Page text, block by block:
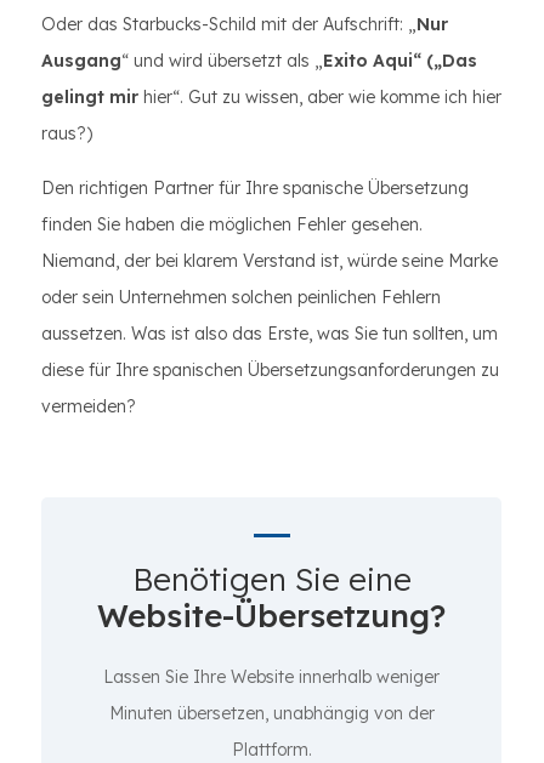
Oder das Starbucks-Schild mit der Aufschrift: „Nur
Ausgang“ und wird übersetzt als „Exito Aqui“ („Das
gelingt mir hier“. Gut zu wissen, aber wie komme ich hier
raus?)
Den richtigen Partner für Ihre spanische Übersetzung
finden Sie haben die möglichen Fehler gesehen.
Niemand, der bei klarem Verstand ist, würde seine Marke
oder sein Unternehmen solchen peinlichen Fehlern
aussetzen. Was ist also das Erste, was Sie tun sollten, um
diese für Ihre spanischen Übersetzungsanforderungen zu
vermeiden?
Benötigen Sie eine
Website-Übersetzung?
Lassen Sie Ihre Website innerhalb weniger
Minuten übersetzen, unabhängig von der
Plattform.